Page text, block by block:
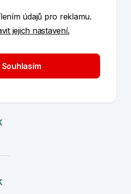
údajů pro reklamu.
jejich nastavení.
Souhlasím